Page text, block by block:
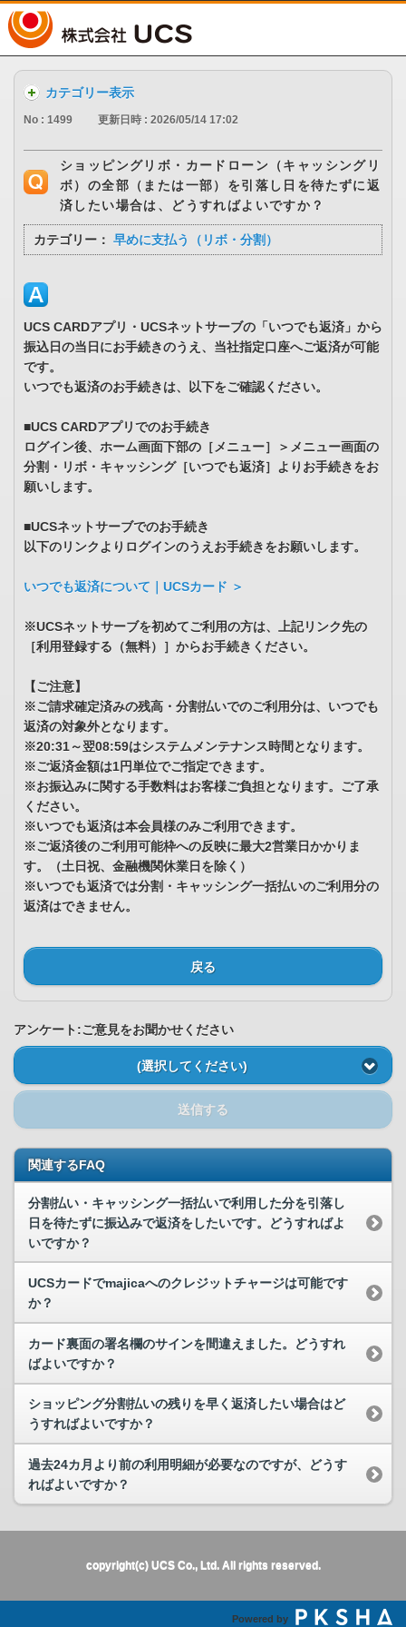
カテゴリー表示
No : 1499 更新日時 : 2026/05/14 17:02
ショッピングリボ・カードローン（キャッシングリ
ボ）の全部（または一部）を引落し日を待たずに返
済したい場合は、どうすればよいですか？
カテゴリー： 早めに支払う（リボ・分割）
UCS CARDアプリ・UCSネットサーブの「いつでも返済」から
振込日の当日にお手続きのうえ、当社指定口座へご返済が可能
です。
いつでも返済のお手続きは、以下をご確認ください。
■UCS CARDアプリでのお手続き
ログイン後、ホーム画面下部の［メニュー］＞メニュー画面の
分割・リボ・キャッシング［いつでも返済］よりお手続きをお
願いします。
■UCSネットサーブでのお手続き
以下のリンクよりログインのうえお手続きをお願いします。
いつでも返済について｜UCSカード ＞
※UCSネットサーブを初めてご利用の方は、上記リンク先の
［利用登録する（無料）］からお手続きください。
【ご注意】
※ご請求確定済みの残高・分割払いでのご利用分は、いつでも
返済の対象外となります。
※20:31～翌08:59はシステムメンテナンス時間となります。
※ご返済金額は1円単位でご指定できます。
※お振込みに関する手数料はお客様ご負担となります。ご了承
ください。
※いつでも返済は本会員様のみご利用できます。
※ご返済後のご利用可能枠への反映に最大2営業日かかりま
す。（土日祝、金融機関休業日を除く）
※いつでも返済では分割・キャッシング一括払いのご利用分の
返済はできません。
戻る
アンケート:ご意見をお聞かせください
(選択してください)
送信する
関連するFAQ
分割払い・キャッシング一括払いで利用した分を引落し
日を待たずに振込みで返済をしたいです。どうすればよ
いですか？
UCSカードでmajicaへのクレジットチャージは可能です
か？
カード裏面の署名欄のサインを間違えました。どうすれ
ばよいですか？
ショッピング分割払いの残りを早く返済したい場合はど
うすればよいですか？
過去24カ月より前の利用明細が必要なのですが、どうす
ればよいですか？
copyright(c) UCS Co., Ltd. All rights reserved.
Powered by